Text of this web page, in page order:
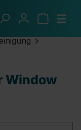
Window